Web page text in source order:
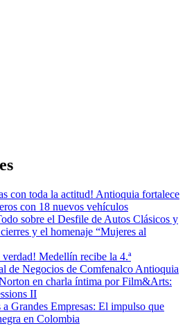
con toda la actitud! Antioquia fortalece
con 18 nuevos vehículos
sobre el Desfile de Autos Clásicos y
y el homenaje “Mujeres al
verdad! Medellín recibe la 4.ª
de Negocios de Comfenalco Antioquia
en charla íntima por Film&Arts:
II
Grandes Empresas: El impulso que
en Colombia